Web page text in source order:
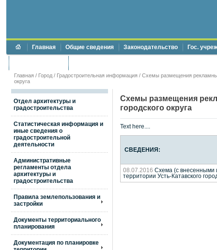
Главная Общие сведения Законодательство Гос.
Главная / Город / Градостроительная информация / Схемы размещения рекламных
округа
Отдел архитектуры и
градостроительства
Статистическая информация и
иные сведения о
градостроительной
деятельности
Административные
регламенты отдела
архитектуры и
градостроительства
Правила землепользования и
застройки
Документы территориального
планирования
Документация по планировке
Схемы размещения
городского округа
Text here....
СВЕДЕНИЯ:
08.07.2016 Схема (с внесенными
территории Усть-Катавского